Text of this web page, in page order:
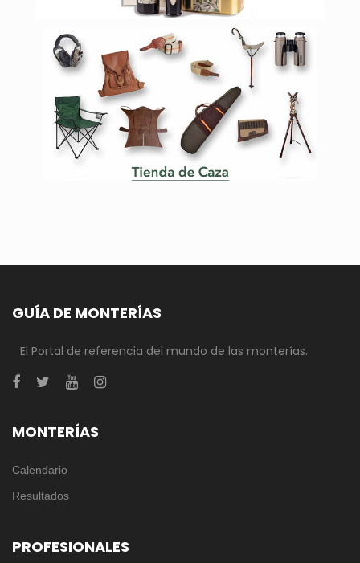
GUÍA DE MONTERÍAS
El Portal de referencia del mundo de las monterías.
MONTERÍAS
Calendario
Resultados
PROFESIONALES